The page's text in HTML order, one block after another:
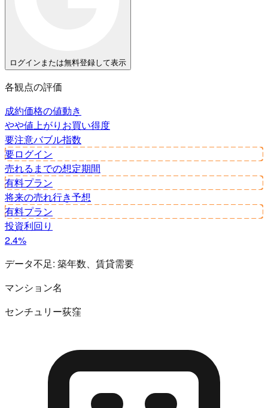
ログインまたは無料登録して表示
各観点の評価
成約価格の値動き
やや値上がり お買い得度
要注意バブル指数
要ログイン
売れるまでの想定期間
有料プラン
将来の売れ行き予想
有料プラン
投資利回り
2.4%
データ不足: 築年数、賃貸需要
マンション名
センチュリー荻窪